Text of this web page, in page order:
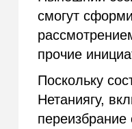
смогут
прочие
Поскольку
Нетаниягу,